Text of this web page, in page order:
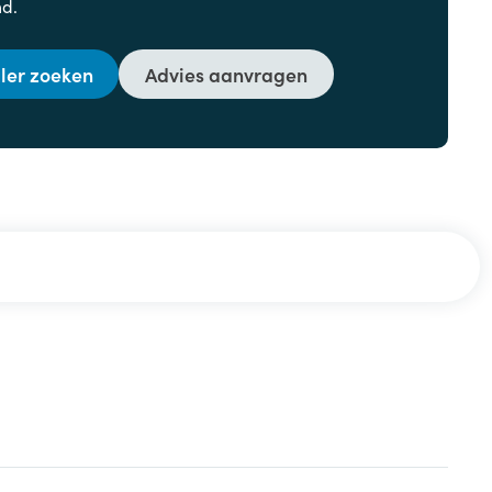
zoeken Advies aanvragen